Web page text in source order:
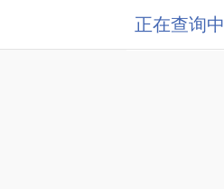
正在查询中